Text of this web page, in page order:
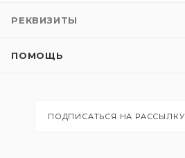
РЕКВИЗИТЫ
ПОМОЩЬ
ПОДПИСАТЬСЯ НА РАССЫЛКУ